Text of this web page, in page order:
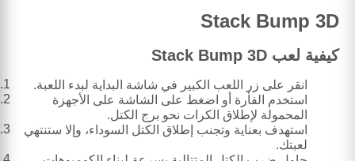
Stack Bump 3D
كيفية لعب Stack Bump 3D
انقر على زر اللعب الكبير في شاشة البداية لبدء اللعبة.
استخدم الفأرة أو اضغط على الشاشة على الأجهزة
المحمولة لإطلاق الكرات نحو برج الكتل.
استهدف بعناية وتجنب إطلاق الكتل السوداء، وإلا ستنتهي
لعبتك.